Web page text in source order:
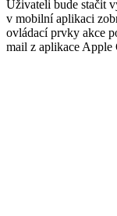
Uživateli bude stačit
v mobilní aplikaci
ovládací prvky akce
mail z aplikace Apple